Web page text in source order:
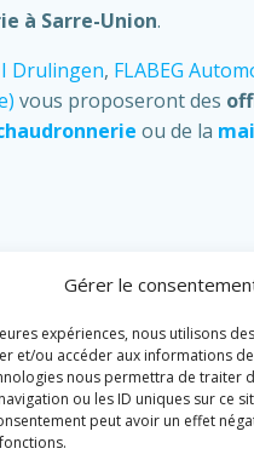
Gérer le
expériences, nous utilisons
et/ou accéder aux informations
nous permettra de traiter
ou les ID uniques sur ce
peut avoir un effet
à Sarre-Union.
Drulingen, FLABEG
vous proposeront des
ou de la